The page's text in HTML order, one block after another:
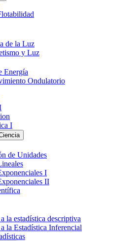
de la Luz
y Luz
Energía
Ondulatorio
I
de Unidades
I
II
la estadística descriptiva
la Estadística Inferencial